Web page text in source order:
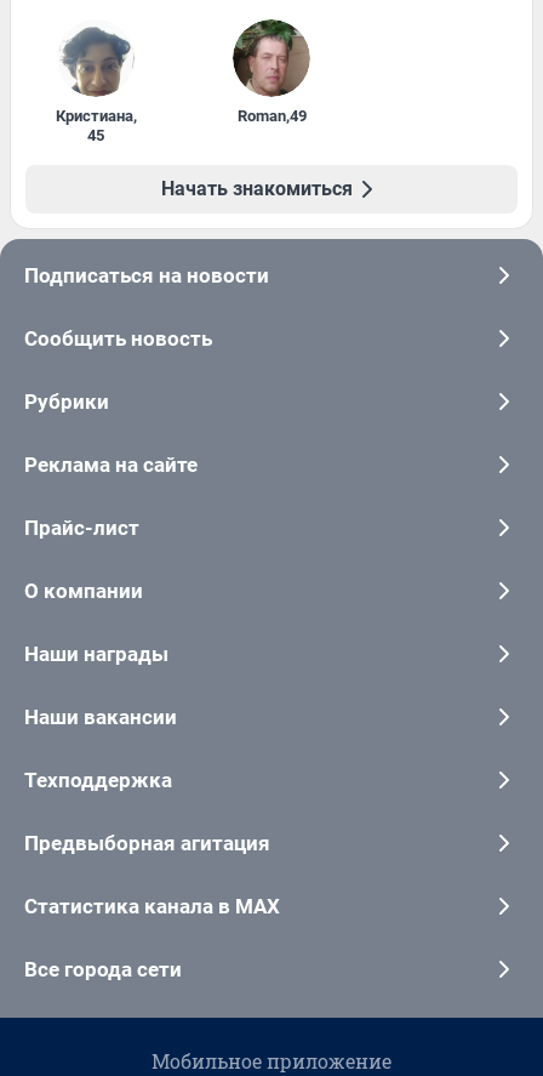
Кристиана,
45
Roman,49
Начать знакомиться
Подписаться на новости
Сообщить новость
Рубрики
Реклама на сайте
Прайс-лист
О компании
Наши награды
Наши вакансии
Техподдержка
Предвыборная агитация
Статистика канала в MAX
Все города сети
Мобильное приложение